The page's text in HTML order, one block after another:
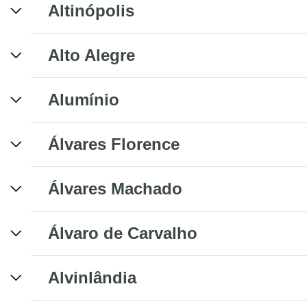
Altinópolis
Alto Alegre
Alumínio
Álvares Florence
Álvares Machado
Álvaro de Carvalho
Alvinlândia